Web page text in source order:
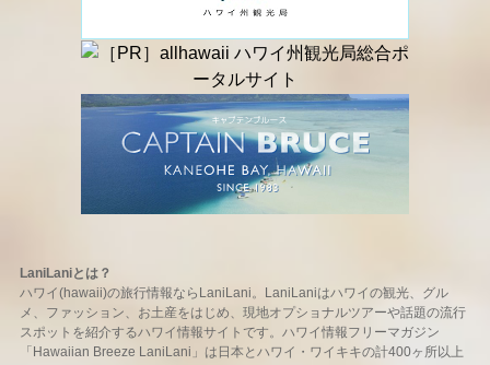
LaniLaniとは？
ハワイ(hawaii)の旅行情報ならLaniLani。LaniLaniはハワイの観光、グル
メ、ファッション、お土産をはじめ、現地オプショナルツアーや話題の流行
スポットを紹介するハワイ情報サイトです。ハワイ情報フリーマガジン
「Hawaiian Breeze LaniLani」は日本とハワイ・ワイキキの計400ヶ所以上